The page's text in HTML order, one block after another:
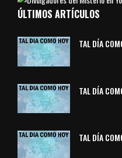
ÚLTIMOS ARTÍCULOS
TAL DÍA
TAL DÍA
TAL DÍA